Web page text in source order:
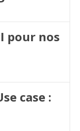
pour nos
case :